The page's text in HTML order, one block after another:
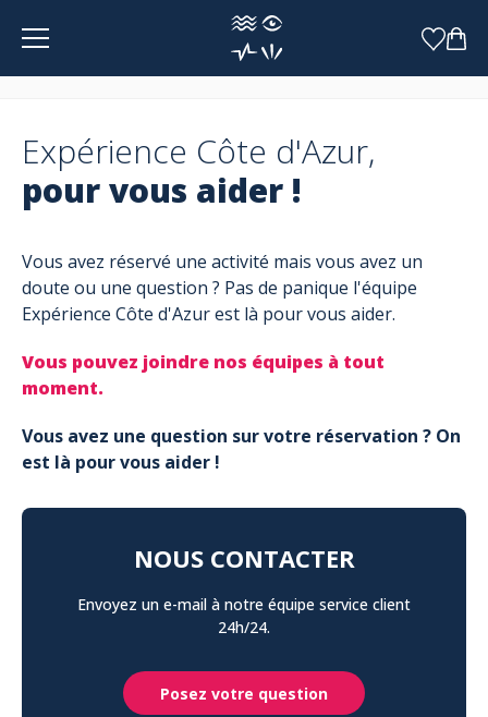
Panneau de gestion des cookies
Expérience Côte d'Azur,
pour vous aider !
Vous avez réservé une activité mais vous avez un
doute ou une question ? Pas de panique l'équipe
Expérience Côte d'Azur est là pour vous aider.
Vous pouvez joindre nos équipes à tout
moment.
Vous avez une question sur votre réservation ? On
est là pour vous aider !
NOUS CONTACTER
Envoyez un e-mail à notre équipe service client
24h/24.
Posez votre question